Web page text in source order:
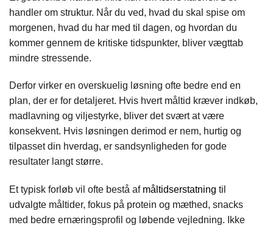
handler om struktur. Når du ved, hvad du skal spise om
morgenen, hvad du har med til dagen, og hvordan du
kommer gennem de kritiske tidspunkter, bliver vægttab
mindre stressende.
Derfor virker en overskuelig løsning ofte bedre end en
plan, der er for detaljeret. Hvis hvert måltid kræver indkøb,
madlavning og viljestyrke, bliver det svært at være
konsekvent. Hvis løsningen derimod er nem, hurtig og
tilpasset din hverdag, er sandsynligheden for gode
resultater langt større.
Et typisk forløb vil ofte bestå af måltidserstatning til
udvalgte måltider, fokus på protein og mæthed, snacks
med bedre ernæringsprofil og løbende vejledning. Ikke